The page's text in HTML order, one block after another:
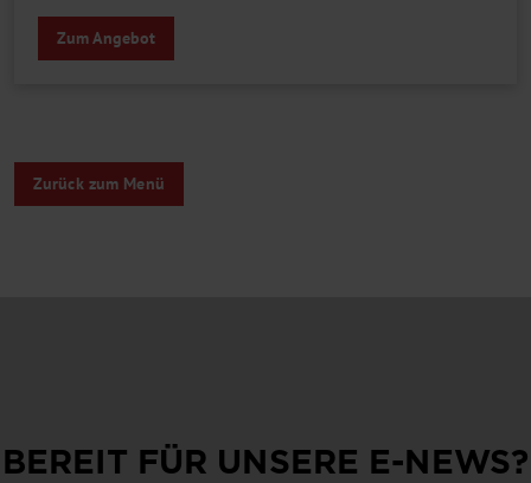
Zum Angebot
Zurück zum Menü
BEREIT FÜR UNSERE E-NEWS?